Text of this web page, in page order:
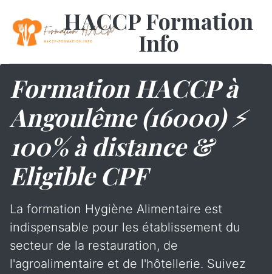
HACCP Formation
Info
Formation HACCP à
Angoulême (16000) ⚡
100% à distance &
Eligible CPF
La formation Hygiène Alimentaire est
indispensable pour les établissement du
secteur de la restauration, de
l'agroalimentaire et de l'hôtellerie. Suivez